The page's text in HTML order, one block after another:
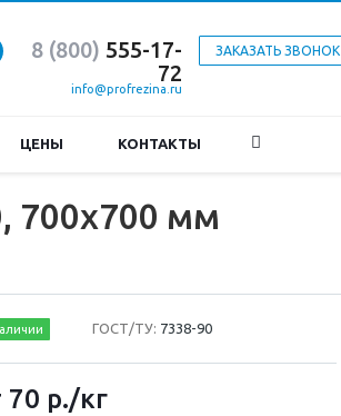
ЗАКАЗАТЬ ЗВОНОК
8 (800) 555-17-
72
info@profrezina.ru
ЦЕНЫ КОНТАКТЫ
700x700 мм
ГОСТ/ТУ: 7338-90
70 р./кг